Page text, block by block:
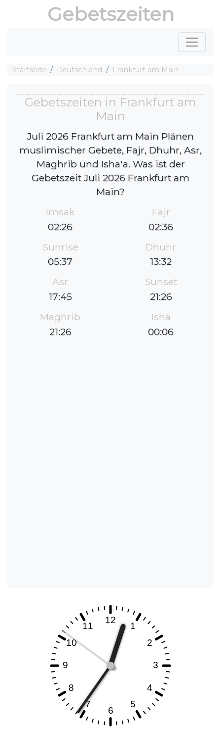
Gebetszeiten
Startseite Deutschland Frankfurt am Main
Gebetszeiten in Frankfurt am
Main
Juli 2026 Frankfurt am Main Plänen
muslimischer Gebete, Fajr, Dhuhr, Asr,
Maghrib und Isha'a. Was ist der
Gebetszeit Juli 2026 Frankfurt am
Main?
Imsak
02:26
Fajr
02:36
Sunrise
05:37
Dhuhr
13:32
Asr
17:45
Sunset
21:26
Maghrib
21:26
Isha
00:06